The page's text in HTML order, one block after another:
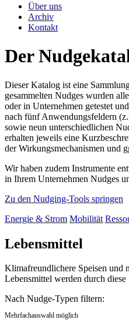
Über uns
Archiv
Kontakt
Der
Dieser Katalog ist eine
gesammelten Nudges wurden
oder in Unternehmen getestet
nach fünf Anwendungsfeldern
sowie neun unterschiedlichen
erhalten jeweils eine
der Wirkungsmechanismen und
Wir haben zudem Instrumente
in Ihrem Unternehmen Nudges
Zu den Nudging-Tools springen
Energie & Strom Mobilität
Lebensmittel
Klimafreundlichere Speisen und
Lebensmittel werden durch
Nach Nudge-Typen filtern:
Mehrfachauswahl möglich